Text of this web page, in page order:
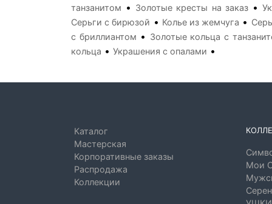
танзанитом • Золотые кресты на заказ•
Серьги с бирюзой • Колье из жемчуга •
с бриллиантом • Золотые кольца с
кольца • Украшения с опалами •
Каталог
Мастерская
Корпоративные заказы
Распродажа
Коллекции
Мои